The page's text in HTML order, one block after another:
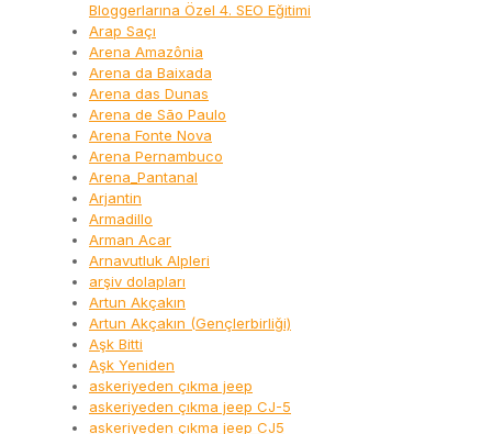
Bloggerlarına Özel 4. SEO Eğitimi
Arap Saçı
Arena Amazônia
Arena da Baixada
Arena das Dunas
Arena de São Paulo
Arena Fonte Nova
Arena Pernambuco
Arena_Pantanal
Arjantin
Armadillo
Arman Acar
Arnavutluk Alpleri
arşiv dolapları
Artun Akçakın
Artun Akçakın (Gençlerbirliği)
Aşk Bitti
Aşk Yeniden
askeriyeden çıkma jeep
askeriyeden çıkma jeep CJ-5
askeriyeden çıkma jeep CJ5